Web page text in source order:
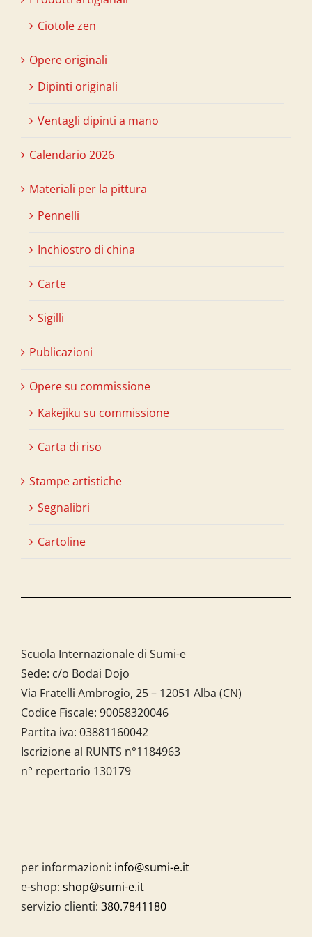
Ciotole zen
Opere originali
Dipinti originali
Ventagli dipinti a mano
Calendario 2026
Materiali per la pittura
Pennelli
Inchiostro di china
Carte
Sigilli
Publicazioni
Opere su commissione
Kakejiku su commissione
Carta di riso
Stampe artistiche
Segnalibri
Cartoline
Scuola Internazionale di Sumi-e
Sede: c/o Bodai Dojo
Via Fratelli Ambrogio, 25 – 12051 Alba (CN)
Codice Fiscale: 90058320046
Partita iva: 03881160042
Iscrizione al RUNTS n°1184963
n° repertorio 130179
per informazioni: info@sumi-e.it
e-shop: shop@sumi-e.it
servizio clienti: 380.7841180